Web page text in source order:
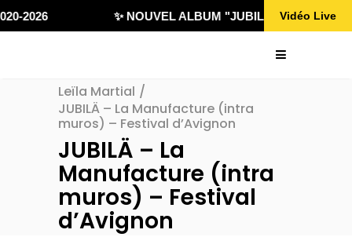
2026 ✨ NOUVEL ALBUM "JUBILÄ 432"Vidéo Live
Leïla Martial /
JUBILÄ – La Manufacture (intra
muros) – Festival d’Avignon
JUBILÄ – La
Manufacture (intra
muros) – Festival
d’Avignon